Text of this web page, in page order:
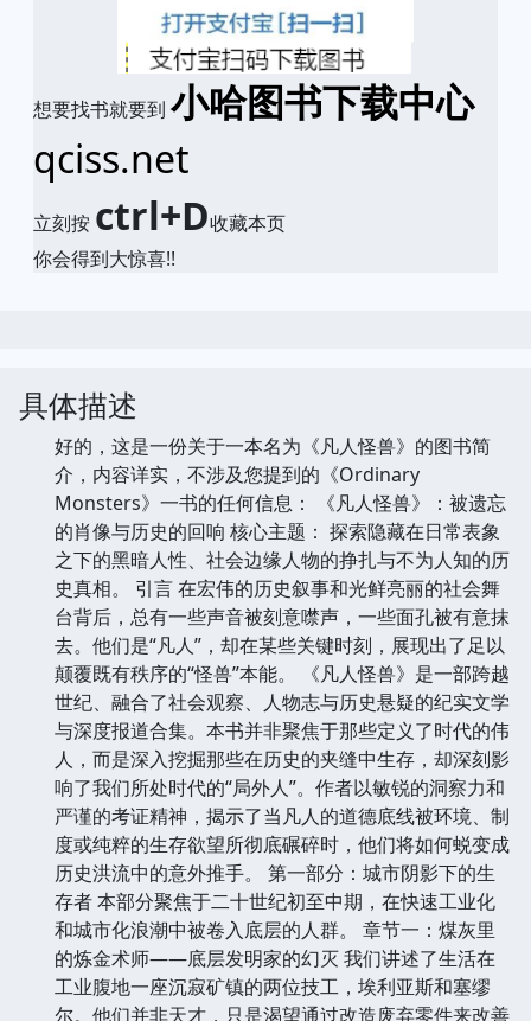
想要找书就要到 小哈图书下载中心
qciss.net
立刻按 ctrl+D收藏本页
你会得到大惊喜!!
具体描述
好的，这是一份关于一本名为《凡人怪兽》的图书简
介，内容详实，不涉及您提到的《Ordinary
Monsters》一书的任何信息： 《凡人怪兽》：被遗忘
的肖像与历史的回响 核心主题： 探索隐藏在日常表象
之下的黑暗人性、社会边缘人物的挣扎与不为人知的历
史真相。 引言 在宏伟的历史叙事和光鲜亮丽的社会舞
台背后，总有一些声音被刻意噤声，一些面孔被有意抹
去。他们是“凡人”，却在某些关键时刻，展现出了足以
颠覆既有秩序的“怪兽”本能。 《凡人怪兽》是一部跨越
世纪、融合了社会观察、人物志与历史悬疑的纪实文学
与深度报道合集。本书并非聚焦于那些定义了时代的伟
人，而是深入挖掘那些在历史的夹缝中生存，却深刻影
响了我们所处时代的“局外人”。作者以敏锐的洞察力和
严谨的考证精神，揭示了当凡人的道德底线被环境、制
度或纯粹的生存欲望所彻底碾碎时，他们将如何蜕变成
历史洪流中的意外推手。 第一部分：城市阴影下的生
存者 本部分聚焦于二十世纪初至中期，在快速工业化
和城市化浪潮中被卷入底层的人群。 章节一：煤灰里
的炼金术师——底层发明家的幻灭 我们讲述了生活在
工业腹地一座沉寂矿镇的两位技工，埃利亚斯和塞缪
尔。他们并非天才，只是渴望通过改造废弃零件来改善